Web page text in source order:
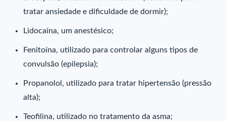
tratar ansiedade e dificuldade de dormir);
Lidocaína, um anestésico;
Fenitoína, utilizado para controlar alguns tipos de
convulsão (epilepsia);
Propanolol, utilizado para tratar hipertensão (pressão
alta);
Teofilina, utilizado no tratamento da asma;